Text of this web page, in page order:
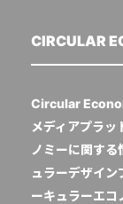
CIRCULAR
Circular
メディアプラッ
ノミーに関する
ュラーデザイ
ーキュラーエコ